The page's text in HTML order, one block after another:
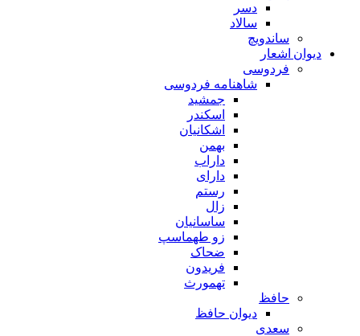
دسر
سالاد
ساندویچ
دیوان اشعار
فردوسی
شاهنامه فردوسی
جمشید
اسکندر
اشکانیان
بهمن
داراب
دارای
رستم
زال
ساسانیان
زو طهماسپ‏
ضحاک
فریدون
تهمورث
حافظ
دیوان حافظ
سعدی